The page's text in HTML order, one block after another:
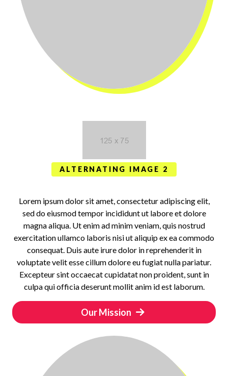
ALTERNATING IMAGE 2
Lorem ipsum dolor sit amet, consectetur adipiscing elit,
sed do eiusmod tempor incididunt ut labore et dolore
magna aliqua. Ut enim ad minim veniam, quis nostrud
exercitation ullamco laboris nisi ut aliquip ex ea commodo
consequat. Duis aute irure dolor in reprehenderit in
voluptate velit esse cillum dolore eu fugiat nulla pariatur.
Excepteur sint occaecat cupidatat non proident, sunt in
culpa qui officia deserunt mollit anim id est laborum.
Our Mission